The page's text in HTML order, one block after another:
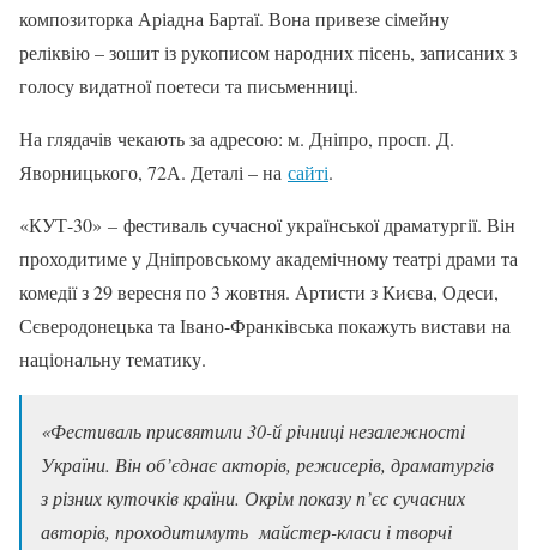
композиторка Аріадна Бартаї. Вона привезе сімейну
реліквію – зошит із рукописом народних пісень, записаних з
голосу видатної поетеси та письменниці.
На глядачів чекають за адресою: м. Дніпро, просп. Д.
Яворницького, 72А. Деталі – на сайті.
«КУТ-30» – фестиваль сучасної української драматургії. Він
проходитиме у Дніпровському академічному театрі драми та
комедії з 29 вересня по 3 жовтня. Артисти з Києва, Одеси,
Сєверодонецька та Івано-Франківська покажуть вистави на
національну тематику.
«Фестиваль присвятили 30-й річниці незалежності
України. Він об’єднає акторів, режисерів, драматургів
з різних куточків країни. Окрім показу п’єс сучасних
авторів, проходитимуть майстер-класи і творчі